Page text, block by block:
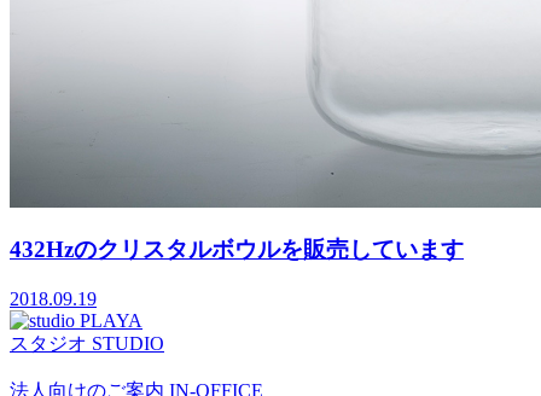
432Hzのクリスタルボウルを販売しています
2018.09.19
スタジオ STUDIO
法人向けのご案内 IN-OFFICE